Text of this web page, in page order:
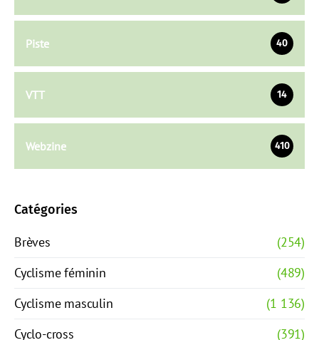
Piste 40
VTT 14
Webzine 410
Catégories
Brèves
(254)
Cyclisme féminin
(489)
Cyclisme masculin
(1 136)
Cyclo-cross
(391)